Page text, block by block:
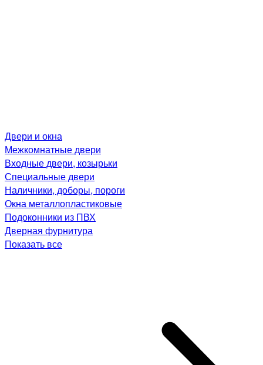
Двери и окна
Межкомнатные двери
Входные двери, козырьки
Специальные двери
Наличники, доборы, пороги
Окна металлопластиковые
Подоконники из ПВХ
Дверная фурнитура
Показать все